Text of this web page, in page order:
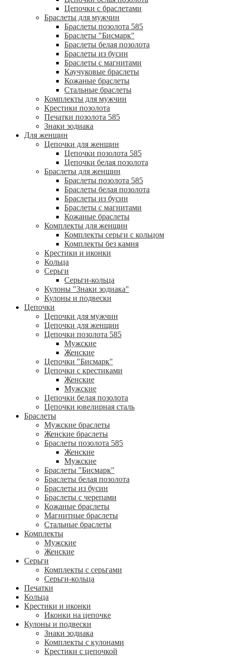
Цепочки с браслетами
Браслеты для мужчин
Браслеты позолота 585
Браслеты "Бисмарк"
Браслеты белая позолота
Браслеты из бусин
Браслеты с магнитами
Каучуковые браслеты
Кожаные браслеты
Стальные браслеты
Комплекты для мужчин
Крестики позолота
Печатки позолота 585
Знаки зодиака
Для женщин
Цепочки для женщин
Цепочки позолота 585
Цепочки белая позолота
Браслеты для женщин
Браслеты позолота 585
Браслеты белая позолота
Браслеты из бусин
Браслеты с магнитами
Кожаные браслеты
Комплекты для женщин
Комплекты серьги с кольцом
Комплекты без камня
Крестики и иконки
Кольца
Серьги
Серьги-кольца
Кулоны "Знаки зодиака"
Кулоны и подвески
Цепочки
Цепочки для мужчин
Цепочки для женщин
Цепочки позолота 585
Мужские
Женские
Цепочки "Бисмарк"
Цепочки с крестиками
Женские
Мужские
Цепочки белая позолота
Цепочки ювелирная сталь
Браслеты
Мужские браслеты
Женские браслеты
Браслеты позолота 585
Женские
Мужские
Браслеты "Бисмарк"
Браслеты белая позолота
Браслеты из бусин
Браслеты с черепами
Кожаные браслеты
Магнитные браслеты
Стальные браслеты
Комплекты
Мужские
Женские
Серьги
Комплекты с серьгами
Серьги-кольца
Печатки
Кольца
Крестики и иконки
Иконки на цепочке
Кулоны и подвески
Знаки зодиака
Комплекты с кулонами
Крестики с цепочкой